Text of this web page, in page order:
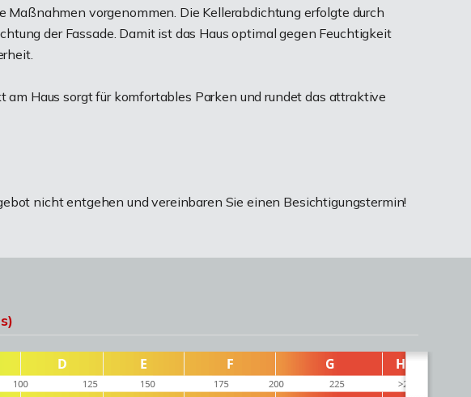
Maßnahmen vorgenommen. Die Kellerabdichtung erfolgte durch
der Fassade. Damit ist das Haus optimal gegen Feuchtigkeit
Haus sorgt für komfortables Parken und rundet das attraktive
nicht entgehen und vereinbaren Sie einen Besichtigungstermin!